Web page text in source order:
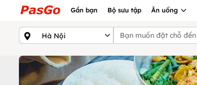
Gần bạn Bộ sưu tập Ăn uống